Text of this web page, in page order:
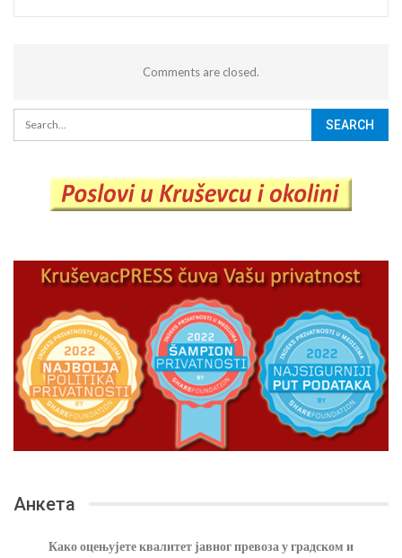
Comments are closed.
Анкета
Како оцењујете квалитет јавног превоза у градском и